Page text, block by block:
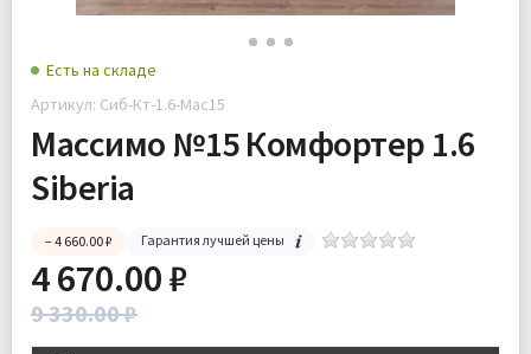
Есть на складе
Артикул: Сиб-Кт-1.6-Мас15
Массимо №15 Комфортер 1.6
Siberia
– 4 660.00 ₽ Гарантия лучшей цены
4 670.00 ₽
9 330.00 ₽